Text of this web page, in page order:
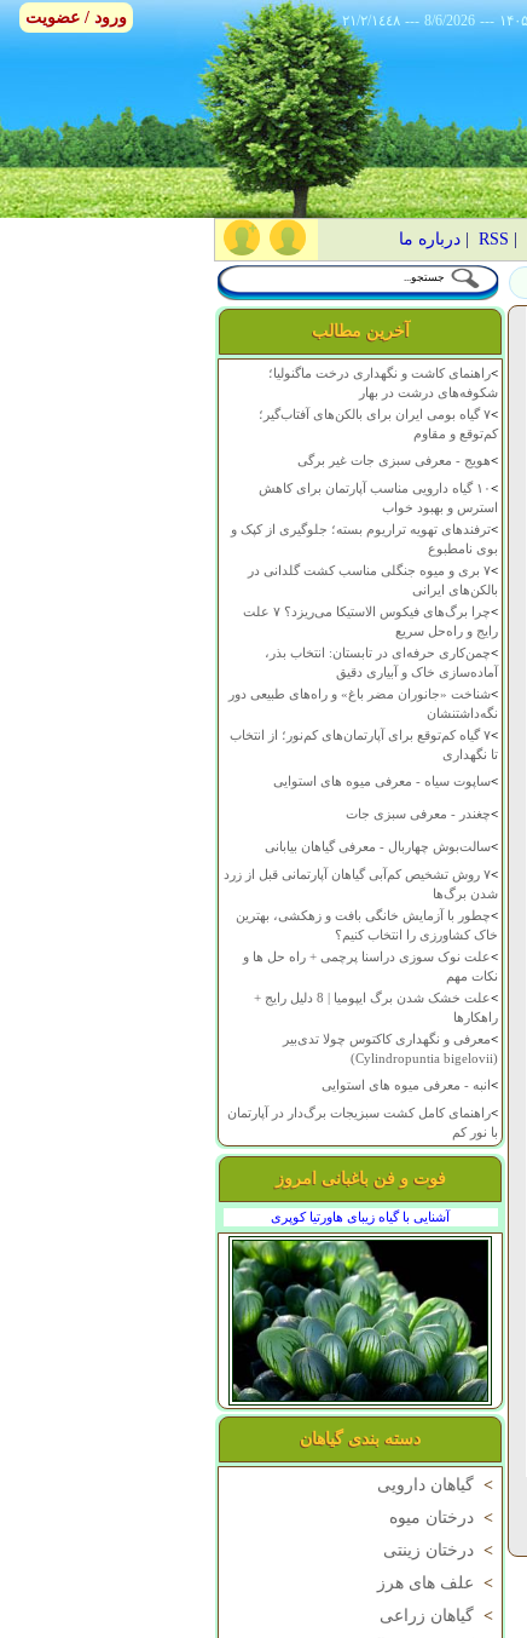
٢١/٢/١٤٤٨ --- 8/6/2026 ---
RSS
|درباره ما
آخرین مطالب
>راهنمای کاشت و نگهداری درخت ماگنولیا؛
شکوفه‌های درشت در بهار
>
۷ گیاه بومی ایران برای بالکن‌های آفتاب‌گیر؛
کم‌توقع و مقاوم
>هویج - معرفی سبزی جات غیر برگی
>
۱۰ گیاه دارویی مناسب آپارتمان برای کاهش
استرس و بهبود خواب
>ترفندهای تهویه تراریوم بسته؛ جلوگیری از کپک و
بوی نامطبوع
>
۷ بری و میوه جنگلی مناسب کشت گلدانی در
بالکن‌های ایرانی
>
چرا برگ‌های فیکوس الاستیکا می‌ریزد؟ ۷ علت
رایج و راه‌حل سریع
>چمن‌کاری حرفه‌ای در تابستان: انتخاب بذر،
آماده‌سازی خاک و آبیاری دقیق
>شناخت «جانوران مضر باغ» و راه‌های طبیعی دور
نگه‌داشتنشان
>
۷ گیاه کم‌توقع برای آپارتمان‌های کم‌نور؛ از انتخاب
تا نگهداری
>ساپوت سیاه - معرفی میوه های استوایی
>چغندر - معرفی سبزی جات
>سالت‌بوش چهاربال - معرفی گیاهان بیابانی
>
۷ روش تشخیص کم‌آبی گیاهان آپارتمانی قبل از زرد
شدن برگ‌ها
>چطور با آزمایش خانگی بافت و زهکشی، بهترین
خاک کشاورزی را انتخاب کنیم؟
>علت نوک سوزی دراسنا پرچمی + راه حل ها و
نکات مهم
>
علت خشک شدن برگ ایپومیا | 8 دلیل رایج +
راهکارها
>معرفی و نگهداری کاکتوس چولا تدی‌بیر
(Cylindropuntia bigelovii)
>انبه - معرفی میوه های استوایی
>راهنمای کامل کشت سبزیجات برگ‌دار در آپارتمان
با نور کم
فوت و فن باغبانی امروز
آشنایی با گیاه زیبای هاورتیا کوپری
دسته بندی گیاهان
> گیاهان دارویی
> درختان میوه
> درختان زینتی
> علف های هرز
> گیاهان زراعی
ورود / عضویت